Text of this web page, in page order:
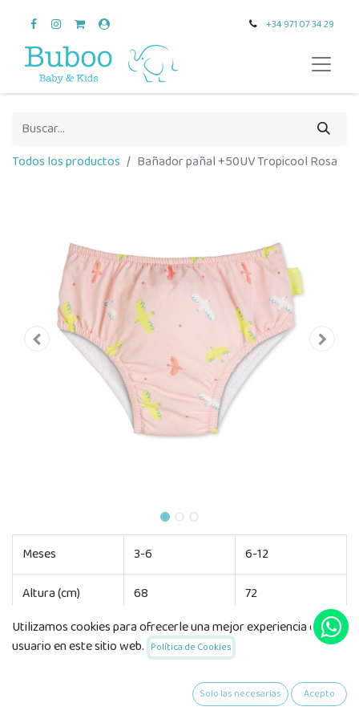
+34 971 07 34 29
Todos los productos Bañador pañal +50UV Tropicool Rosa
Meses 3-6
6-12
Altura (cm)
68 72
18-24
24-36
Utilizamos cookies para ofrecerle una mejor experiencia de
usuario en este sitio web. Política de Cookies
Solo las necesarias Acepto